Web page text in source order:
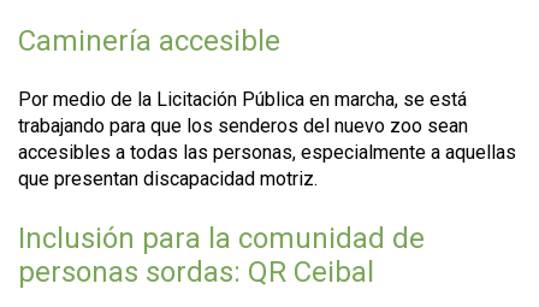
Caminería accesible
Por medio de la Licitación Pública en marcha, se está
trabajando para que los senderos del nuevo zoo sean
accesibles a todas las personas, especialmente a aquellas
que presentan discapacidad motriz.
Inclusión para la comunidad de
personas sordas: QR Ceibal